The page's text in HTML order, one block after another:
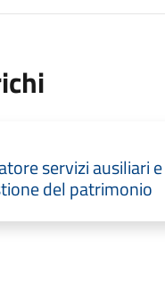
servizi ausiliari
del patrimonio